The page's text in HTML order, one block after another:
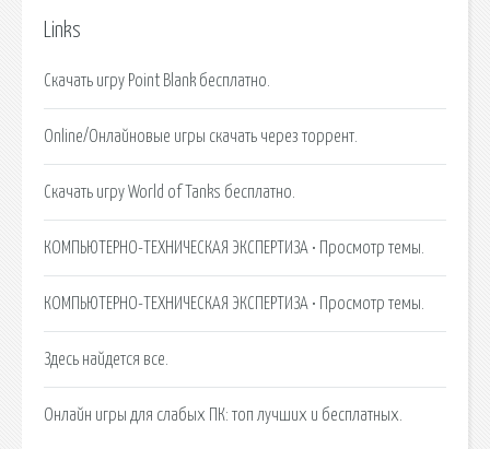
Links
Скачать игру Point Blank бесплатно.
Online/Онлайновые игры скачать через торрент.
Скачать игру World of Tanks бесплатно.
КОМПЬЮТЕРНО-ТЕХНИЧЕСКАЯ ЭКСПЕРТИЗА • Просмотр темы.
КОМПЬЮТЕРНО-ТЕХНИЧЕСКАЯ ЭКСПЕРТИЗА • Просмотр темы.
Здесь найдется все.
Онлайн игры для слабых ПК: топ лучших и бесплатных.